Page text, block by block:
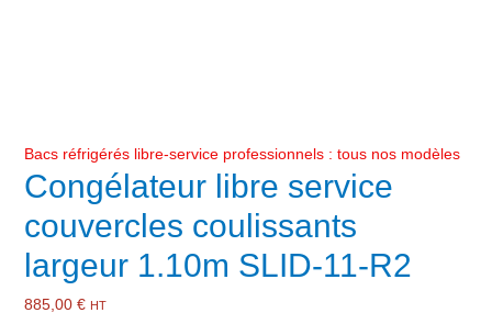
Bacs réfrigérés libre-service professionnels : tous nos modèles
Congélateur libre service
couvercles coulissants
largeur 1.10m SLID-11-R2
885,00 € HT